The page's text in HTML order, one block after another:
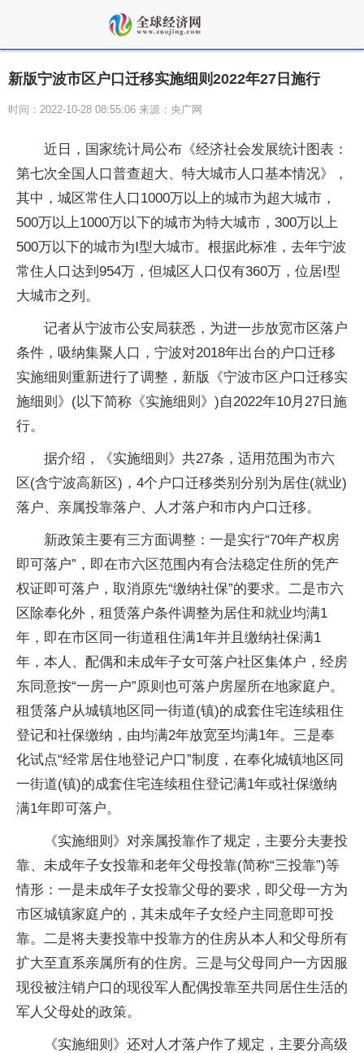
新版宁波市区户口迁移实施细则2022年27日施行
时间：2022-10-28 08:55:06 来源：央广网
近日，国家统计局公布《经济社会发展统计图表：
第七次全国人口普查超大、特大城市人口基本情况》，
其中，城区常住人口1000万以上的城市为超大城市，
500万以上1000万以下的城市为特大城市，300万以上
500万以下的城市为Ⅰ型大城市。根据此标准，去年宁波
常住人口达到954万，但城区人口仅有360万，位居Ⅰ型
大城市之列。
记者从宁波市公安局获悉，为进一步放宽市区落户
条件，吸纳集聚人口，宁波对2018年出台的户口迁移
实施细则重新进行了调整，新版《宁波市区户口迁移实
施细则》(以下简称《实施细则》)自2022年10月27日施
行。
据介绍，《实施细则》共27条，适用范围为市六
区(含宁波高新区)，4个户口迁移类别分别为居住(就业)
落户、亲属投靠落户、人才落户和市内户口迁移。
新政策主要有三方面调整：一是实行“70年产权房
即可落户”，即在市六区范围内有合法稳定住所的凭产
权证即可落户，取消原先“缴纳社保”的要求。二是市六
区除奉化外，租赁落户条件调整为居住和就业均满1
年，即在市区同一街道租住满1年并且缴纳社保满1
年，本人、配偶和未成年子女可落户社区集体户，经房
东同意按“一房一户”原则也可落户房屋所在地家庭户。
租赁落户从城镇地区同一街道(镇)的成套住宅连续租住
登记和社保缴纳，由均满2年放宽至均满1年。三是奉
化试点“经常居住地登记户口”制度，在奉化城镇地区同
一街道(镇)的成套住宅连续租住登记满1年或社保缴纳
满1年即可落户。
《实施细则》对亲属投靠作了规定，主要分夫妻投
靠、未成年子女投靠和老年父母投靠(简称“三投靠”)等
情形：一是未成年子女投靠父母的要求，即父母一方为
市区城镇家庭户的，其未成年子女经户主同意即可投
靠。二是将夫妻投靠中投靠方的住房从本人和父母所有
扩大至直系亲属所有的住房。三是与父母同户一方因服
现役被注销户口的现役军人配偶投靠至共同居住生活的
军人父母处的政策。
《实施细则》还对人才落户作了规定，主要分高级